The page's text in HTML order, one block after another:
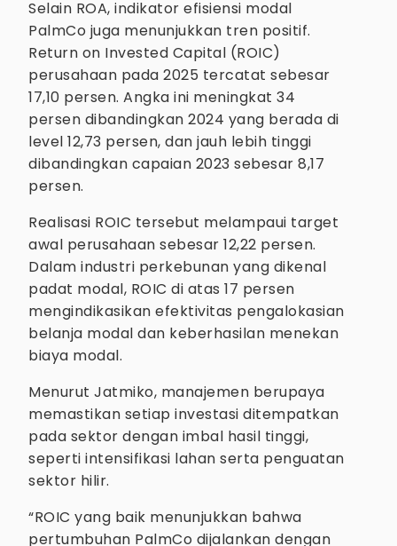
Selain ROA, indikator efisiensi modal
PalmCo juga menunjukkan tren positif.
Return on Invested Capital (ROIC)
perusahaan pada 2025 tercatat sebesar
17,10 persen. Angka ini meningkat 34
persen dibandingkan 2024 yang berada di
level 12,73 persen, dan jauh lebih tinggi
dibandingkan capaian 2023 sebesar 8,17
persen.
Realisasi ROIC tersebut melampaui target
awal perusahaan sebesar 12,22 persen.
Dalam industri perkebunan yang dikenal
padat modal, ROIC di atas 17 persen
mengindikasikan efektivitas pengalokasian
belanja modal dan keberhasilan menekan
biaya modal.
Menurut Jatmiko, manajemen berupaya
memastikan setiap investasi ditempatkan
pada sektor dengan imbal hasil tinggi,
seperti intensifikasi lahan serta penguatan
sektor hilir.
“ROIC yang baik menunjukkan bahwa
pertumbuhan PalmCo dijalankan dengan